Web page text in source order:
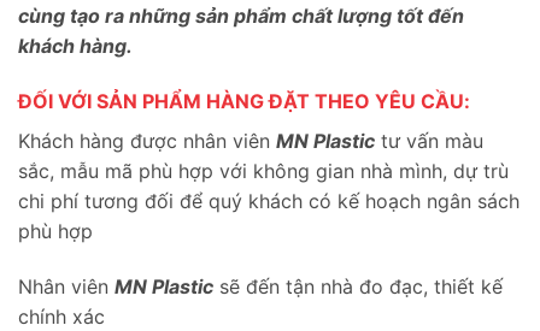
cùng tạo ra những sản phẩm chất lượng tốt đến
khách hàng.
ĐỐI VỚI SẢN PHẨM HÀNG ĐẶT THEO YÊU CẦU:
Khách hàng được nhân viên MN Plastic tư vấn màu
sắc, mẫu mã phù hợp với không gian nhà mình, dự trù
chi phí tương đối để quý khách có kế hoạch ngân sách
phù hợp
Nhân viên MN Plastic sẽ đến tận nhà đo đạc, thiết kế
chính xác